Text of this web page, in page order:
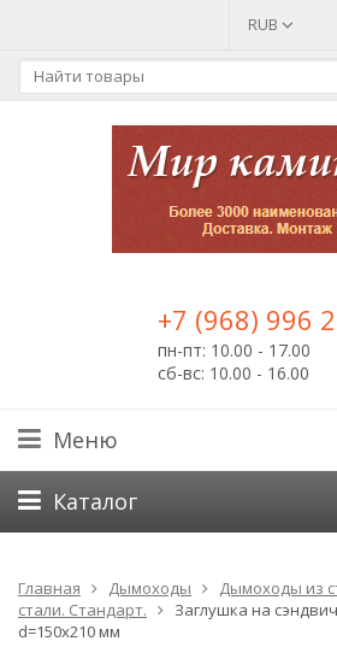
RUB
+7 (968) 996
пн-пт: 10.00 - 17.00
сб-вс: 10.00 - 16.00
Меню
Каталог
Главная Дымоходы Дымоходы из
стали. Стандарт.
Заглушка на
d=150х210 мм